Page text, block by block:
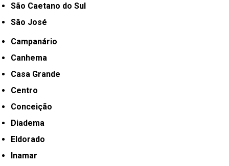
São Caetano do Sul
São José
Campanário
Canhema
Casa Grande
Centro
Conceição
Diadema
Eldorado
Inamar